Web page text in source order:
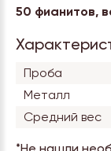
50 фианитов,
Проба
Металл
Средний вес